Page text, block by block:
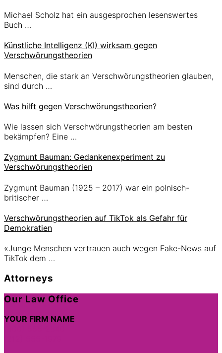
Michael Scholz hat ein ausgesprochen lesenswertes
Buch …
Künstliche Intelligenz (KI) wirksam gegen
Verschwörungstheorien
Menschen, die stark an Verschwörungstheorien glauben,
sind durch …
Was hilft gegen Verschwörungstheorien?
Wie lassen sich Verschwörungstheorien am besten
bekämpfen? Eine …
Zygmunt Bauman: Gedankenexperiment zu
Verschwörungstheorien
Zygmunt Bauman (1925 – 2017) war ein polnisch-
britischer …
Verschwörungstheorien auf TikTok als Gefahr für
Demokratien
«Junge Menschen vertrauen auch wegen Fake-News auf
TikTok dem …
Attorneys
Site
Footer
Our Law Office
YOUR FIRM NAME